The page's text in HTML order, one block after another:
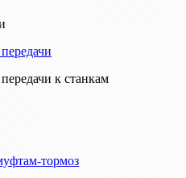
к станкам
тормоз